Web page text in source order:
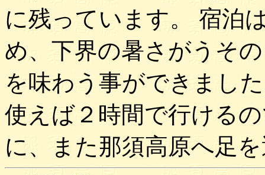
に残っています。 宿泊
め、下界の暑さがうそ
を味わう事ができまし
使えば２時間で行ける
に、また那須高原へ足